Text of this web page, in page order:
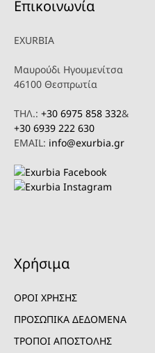
Επικοινωνία
EXURBIA
Μαυρούδι Ηγουμενίτσα
46100 Θεσπρωτία
ΤΗΛ.: +30 6975 858 332&
+30 6939 222 630
EMAIL: info@exurbia.gr
Χρήσιμα
ΟΡΟΙ ΧΡΗΣΗΣ
ΠΡΟΣΩΠΙΚΑ ΔΕΔΟΜΕΝΑ
ΤΡΟΠΟΙ ΑΠΟΣΤΟΛΗΣ